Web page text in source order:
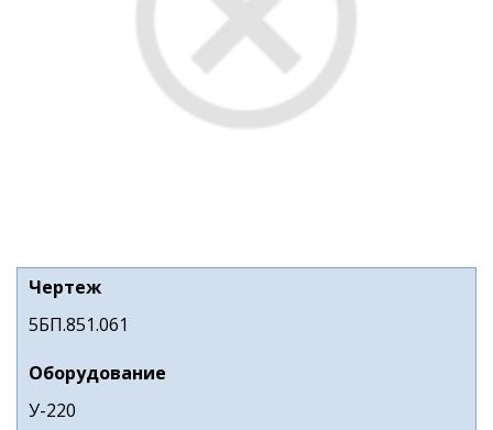
Чертеж
5БП.851.061
Оборудование
У-220